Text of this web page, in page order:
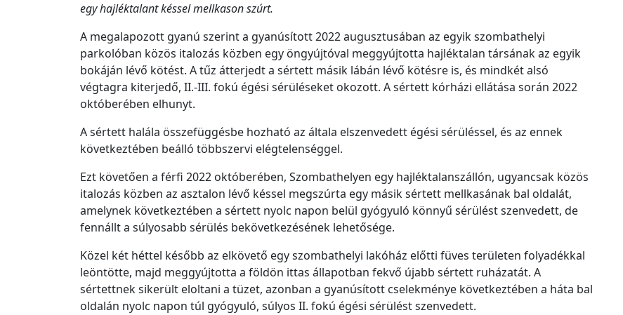
egy hajléktalant késsel mellkason szúrt.
A megalapozott gyanú szerint a gyanúsított 2022 augusztusában az egyik szombathelyi
parkolóban közös italozás közben egy öngyújtóval meggyújtotta hajléktalan társának az egyik
bokáján lévő kötést. A tűz átterjedt a sértett másik lábán lévő kötésre is, és mindkét alsó
végtagra kiterjedő, II.-III. fokú égési sérüléseket okozott. A sértett kórházi ellátása során 2022
októberében elhunyt.
A sértett halála összefüggésbe hozható az általa elszenvedett égési sérüléssel, és az ennek
következtében beálló többszervi elégtelenséggel.
Ezt követően a férfi 2022 októberében, Szombathelyen egy hajléktalanszállón, ugyancsak közös
italozás közben az asztalon lévő késsel megszúrta egy másik sértett mellkasának bal oldalát,
amelynek következtében a sértett nyolc napon belül gyógyuló könnyű sérülést szenvedett, de
fennállt a súlyosabb sérülés bekövetkezésének lehetősége.
Közel két héttel később az elkövető egy szombathelyi lakóház előtti füves területen folyadékkal
leöntötte, majd meggyújtotta a földön ittas állapotban fekvő újabb sértett ruházatát. A
sértettnek sikerült eloltani a tüzet, azonban a gyanúsított cselekménye következtében a háta bal
oldalán nyolc napon túl gyógyuló, súlyos II. fokú égési sérülést szenvedett.